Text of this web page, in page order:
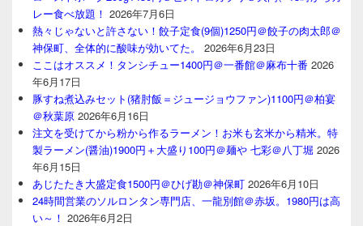
レー食べ放題！ 2026年7月6日
熱々じゃないと許さない！餃子定食(9個)1250円＠餃子の肉太郎＠
神保町、全体的に酸味が効いてた。
2026年6月23日
ここはオススメ！タンシチュー1400円＠一番館＠麻布十番 2026
年6月17日
豚すね煮込みセット(猪肘飯＝ジュージョウファン)1100円＠柏宴
＠秋葉原 2026年6月16日
注文を受けてから粉から作るラーメン！お米も玄米から精米。特
製ラーメン(醤油)1900円＋大盛り100円＠麺や 七彩＠八丁堀 2026
年6月15日
あじたたき大盛定食1500円＠ひげ勘＠神保町 2026年6月10日
24時間営業のソルロンタン専門店、一龍別館＠赤坂。1980円は高
い～！ 2026年6月2日